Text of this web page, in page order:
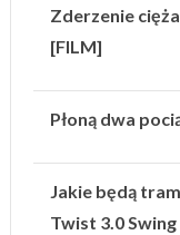
Zderzenie
[FILM]
Płoną dwa
Jakie będą
Twist 3.0 Swing